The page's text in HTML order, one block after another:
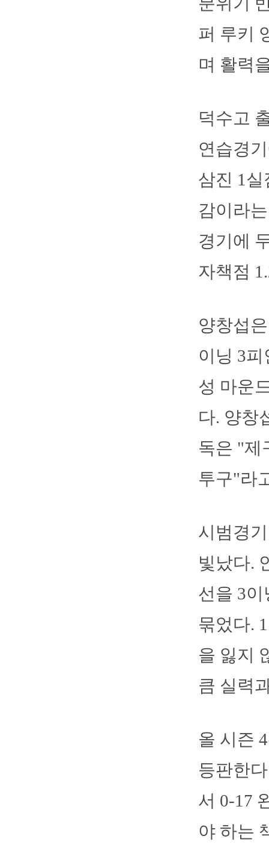
퍼 루키
며 활력
덕수고
연습경
삼진 1
감이라
경기에
자책점
양창섭
이닝 3
성 마운
다. 양창
독은 "제
투구"라
시범경
빛났다.
선을 3
묶었다.
을 잃지
큼 실력
올 시즌
등판한
서 0-17
야 하는